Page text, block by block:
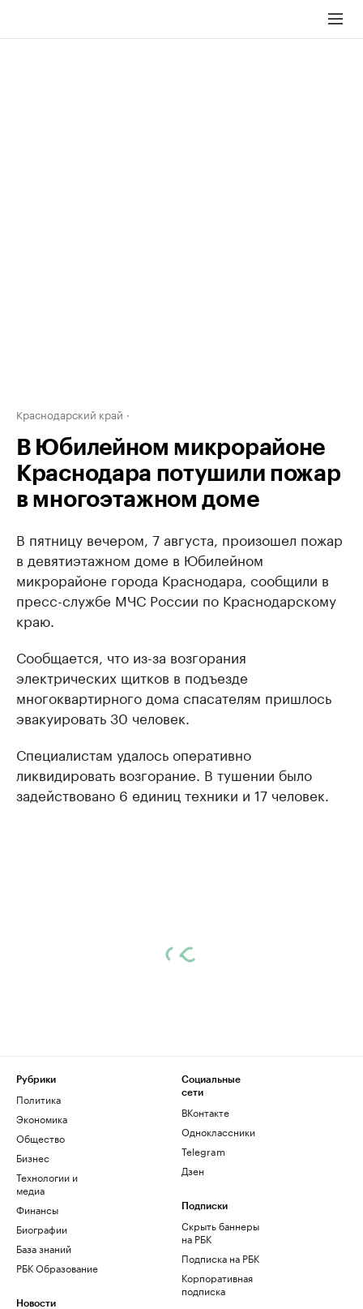
Краснодарский край
В Юбилейном микрорайоне
Краснодара потушили пожар
в многоэтажном доме
В пятницу вечером, 7 августа, произошел пожар
в девятиэтажном доме в Юбилейном
микрорайоне города Краснодара, сообщили в
пресс-службе МЧС России по Краснодарскому
краю.
Сообщается, что из-за возгорания
электрических щитков в подъезде
многоквартирного дома спасателям пришлось
эвакуировать 30 человек.
Специалистам удалось оперативно
ликвидировать возгорание. В тушении было
задействовано 6 единиц техники и 17 человек.
Рубрики
Политика
Экономика
Общество
Бизнес
Технологии и
медиа
Финансы
Биографии
База знаний
РБК Образование
Новости
Социальные
сети
ВКонтакте
Одноклассники
Telegram
Дзен
Подписки
Скрыть баннеры
на РБК
Подписка на РБК
Корпоративная
подписка